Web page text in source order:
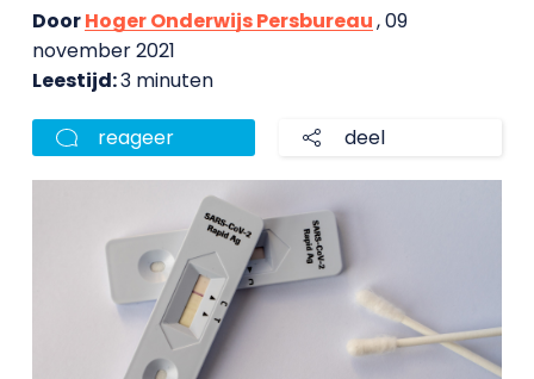
DoorHoger Onderwijs Persbureau, 09
november 2021
Leestijd:3 minuten
reageer deel